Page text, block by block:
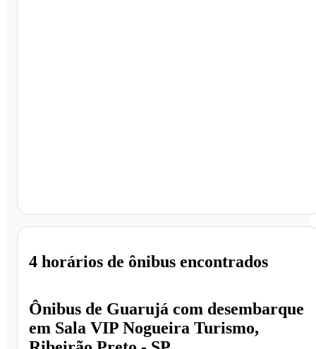
Ônibus de Guarujá com desembarque
em Sala VIP Nogueira Turismo,
4 horários de ônibus encontrados